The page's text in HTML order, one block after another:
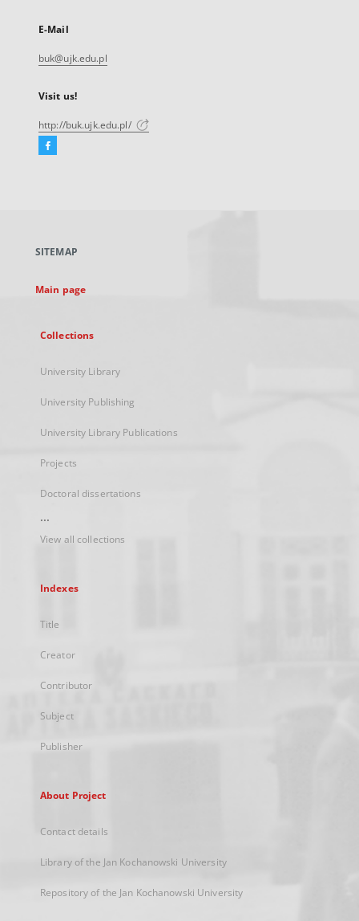
E-Mail
buk@ujk.edu.pl
Visit us!
http://buk.ujk.edu.pl/
Facebook
new
SITEMAP
Main page
Collections
University Library
University Publishing
University Library Publications
Projects
Doctoral dissertations
...
View all collections
Indexes
Title
Creator
Contributor
Subject
Publisher
About Project
Contact details
Library of the Jan Kochanowski University
Repository of the Jan Kochanowski University